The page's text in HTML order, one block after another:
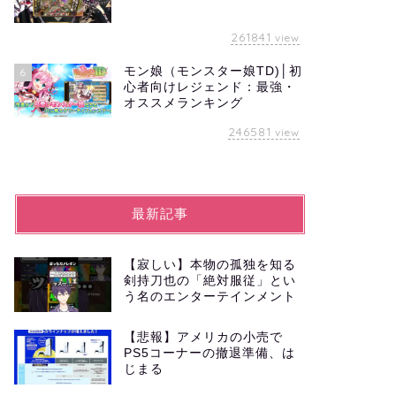
261841 view
6
モン娘（モンスター娘TD)│初
心者向けレジェンド：最強・
オススメランキング
246581 view
最新記事
【寂しい】本物の孤独を知る
剣持刀也の「絶対服従」とい
う名のエンターテインメント
【悲報】アメリカの小売で
PS5コーナーの撤退準備、は
じまる